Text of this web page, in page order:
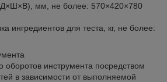
мм, не более: 570×420×780
ингредиентов для теста, кг, не более:
оборотов инструмента посредством
в зависимости от выполняемой